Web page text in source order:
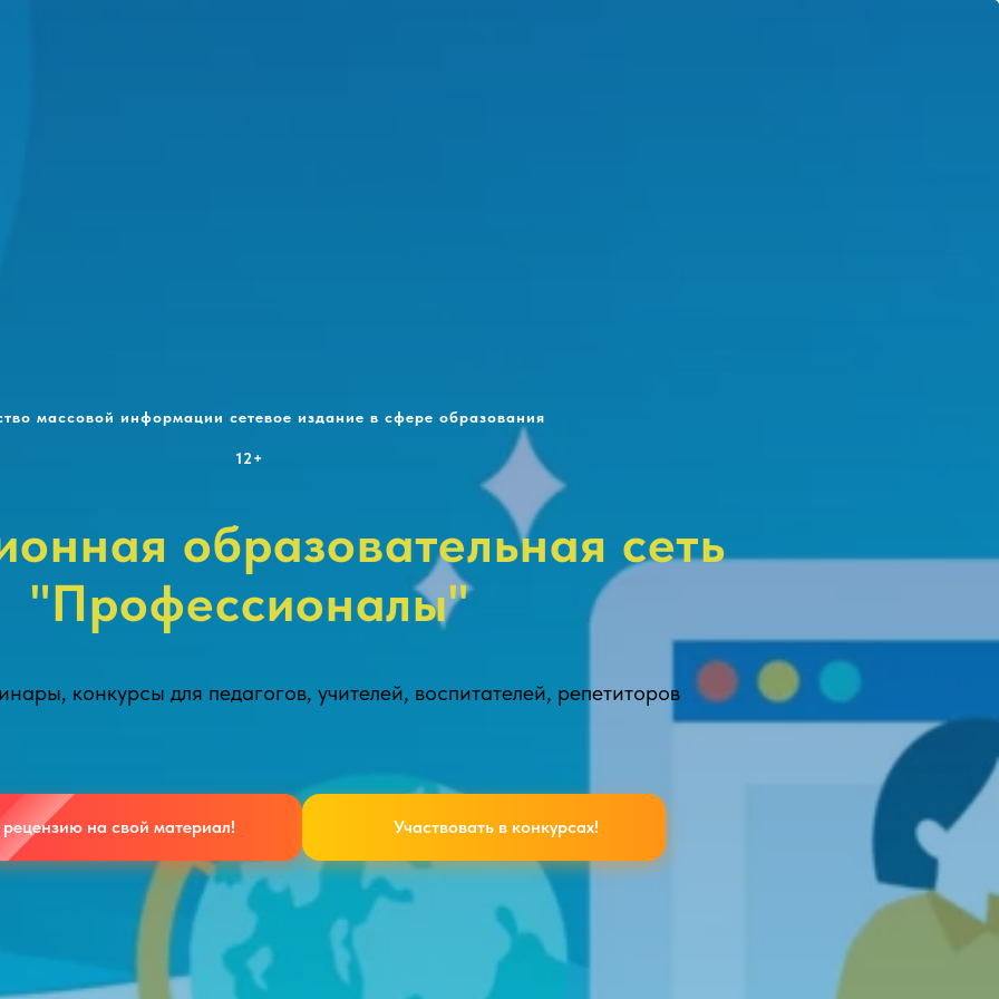
массовой информации сетевое издание в сфере образования
12+
образовательная сеть
"Профессионалы"
конкурсы для педагогов, учителей, воспитателей, репетиторов
рецензию на свой материал! Участвовать в конкурсах!